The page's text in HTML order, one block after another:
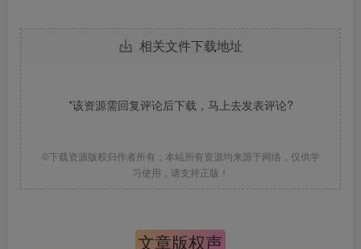
相关文件下载地址
*该资源需回复评论后下载，马上去发表评论?
©下载资源版权归作者所有；本站所有资源均来源于网络，仅供学
习使用，请支持正版！
文章版权声